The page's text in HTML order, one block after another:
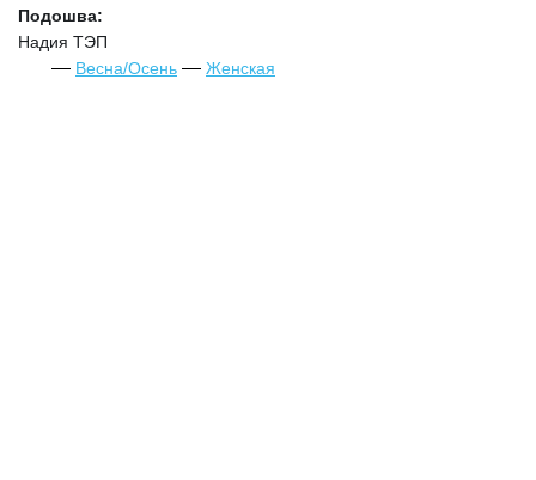
Подошва:
Надия ТЭП
Весна/Осень
Женская